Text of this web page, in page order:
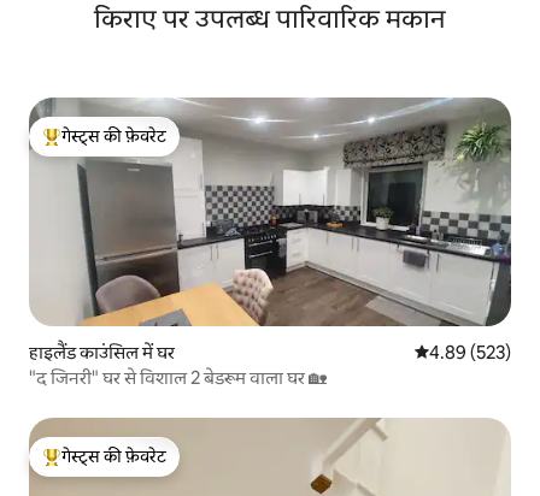
किराए पर उपलब्ध पारिवारिक मकान
गेस्ट्स का टॉप फ़ेवरेट
गेस्ट्स की फ़ेवरेट
हाइलैंड काउंसिल में घर औसत रेटिंग 5 में से
4.89 (523)
"द जिनरी" घर से विशाल 2 बेडरूम वाला घर 🏡
गेस्ट्स का टॉप फ़ेवरेट
गेस्ट्स की फ़ेवरेट